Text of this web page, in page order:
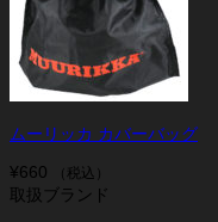
ムーリッカ カバーバッグ
¥660 （税込）
取扱ブランド